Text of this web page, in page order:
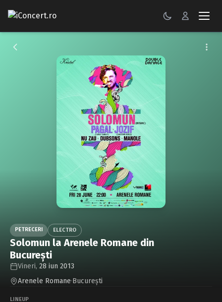
CONCERTE
Caută în site...
PETRECERI ELECTRO
Solomun la Arenele Romane din
Bucureşti
Vineri, 28 iun 2013
Arenele Romane·Bucureşti
LINEUP